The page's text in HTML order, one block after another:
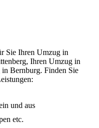
Sie Ihren Umzug in
Ihren Umzug in
Bernburg. Finden Sie
und aus
etc.